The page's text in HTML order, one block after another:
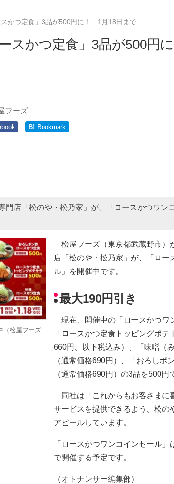
スかつ定食」3品が500円に！ 1月18日まで
スかつ定食」3品が500円
フーズ
B! Bookmark
門店「松のや・松乃家」が、「ロースかつワン
（松屋フーズ
松屋フーズ（東京都武蔵野市）
店「松のや・松乃家」が、「ロー
ル」を開催中です。
最大190円引き
現在、開催中の「ロースかつワ
「ロースかつ定食トッピングポ
660円、以下税込み）、「味噌（
（通常価格690円）、「おろしポ
（通常価格690円）の3品を500円
同社は「これからもお客さまに
サービスを提供できるよう、松の
アピールしています。
「ロースかつワンコインセール」
で開催する予定です。
（オトナンサー編集部）